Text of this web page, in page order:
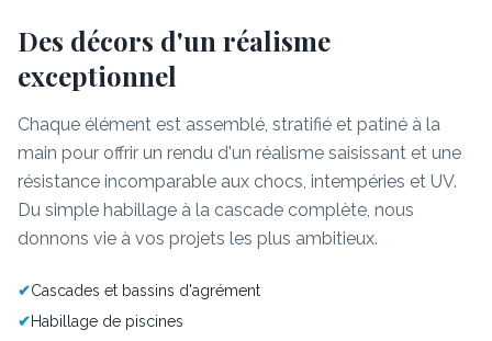
Des décors d'un réalisme
exceptionnel
Chaque élément est assemblé, stratifié et patiné à la
main pour offrir un rendu d'un réalisme saisissant et une
résistance incomparable aux chocs, intempéries et UV.
Du simple habillage à la cascade complète, nous
donnons vie à vos projets les plus ambitieux.
✔Cascades et bassins d'agrément
✔Habillage de piscines